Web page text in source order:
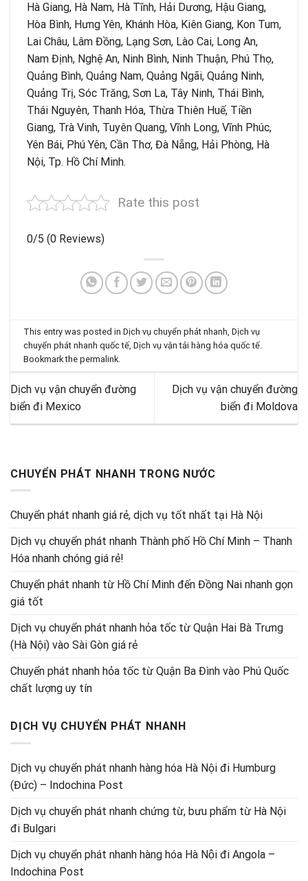
Hà Giang, Hà Nam, Hà Tĩnh, Hải Dương, Hậu Giang,
Hòa Bình, Hưng Yên, Khánh Hòa, Kiên Giang, Kon Tum,
Lai Châu, Lâm Đồng, Lạng Sơn, Lào Cai, Long An,
Nam Định, Nghệ An, Ninh Bình, Ninh Thuận, Phú Thọ,
Quảng Bình, Quảng Nam, Quảng Ngãi, Quảng Ninh,
Quảng Trị, Sóc Trăng, Sơn La, Tây Ninh, Thái Bình,
Thái Nguyên, Thanh Hóa, Thừa Thiên Huế, Tiền
Giang, Trà Vinh, Tuyên Quang, Vĩnh Long, Vĩnh Phúc,
Yên Bái, Phú Yên, Cần Thơ, Đà Nẵng, Hải Phòng, Hà
Nội, Tp. Hồ Chí Minh.
Rate this post
0/5 (0 Reviews)
This entry was posted inDịch vụ chuyển phát nhanh ,Dịch vụ
chuyển phát nhanh quốc tế,Dịch vụ vận tải hàng hóa quốc tế.
Bookmark thepermalink
Dịch vụ vận chuyển đường
biển đi Mexico
Dịch vụ vận chuyển đường
biển đi Moldova
CHUYỂN PHÁT NHANH TRONG NƯỚC
Chuyển phát nhanh giá rẻ, dịch vụ tốt nhất tại Hà Nội
Dịch vụ chuyển phát nhanh Thành phố Hồ Chí Minh – Thanh
Hóa nhanh chóng giá rẻ!
Chuyển phát nhanh từ Hồ Chí Minh đến Đồng Nai nhanh gọn
giá tốt
Dịch vụ chuyển phát nhanh hỏa tốc từ Quận Hai Bà Trưng
(Hà Nội) vào Sài Gòn giá rẻ
Chuyển phát nhanh hỏa tốc từ Quận Ba Đình vào Phú Quốc
chất lượng uy tín
DỊCH VỤ CHUYỂN PHÁT NHANH
Dịch vụ chuyển phát nhanh hàng hóa Hà Nội đi Humburg
(Đức) – Indochina Post
Dịch vụ chuyển phát nhanh chứng từ, bưu phẩm từ Hà Nội
đi Bulgari
Dịch vụ chuyển phát nhanh hàng hóa Hà Nội đi Angola –
Indochina Post